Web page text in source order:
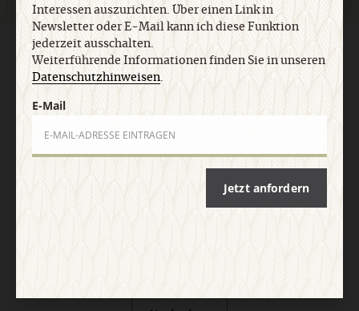
AGB und Widerrufsbelehrung Datenschutz
Barrierefreiheit
Impressum
Vertrag widerrufen Abo online kündigen
Interessen auszurichten. Über einen Link in
Newsletter oder E-Mail kann ich diese Funktion
jederzeit ausschalten.
Weiterführende Informationen finden Sie in unseren
Datenschutzhinweisen.
E-Mail
Jetzt anfordern